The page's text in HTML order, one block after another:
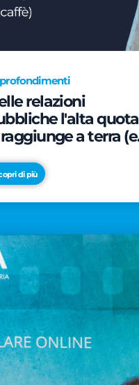
relazioni
l'alta quota
a terra (e
di più